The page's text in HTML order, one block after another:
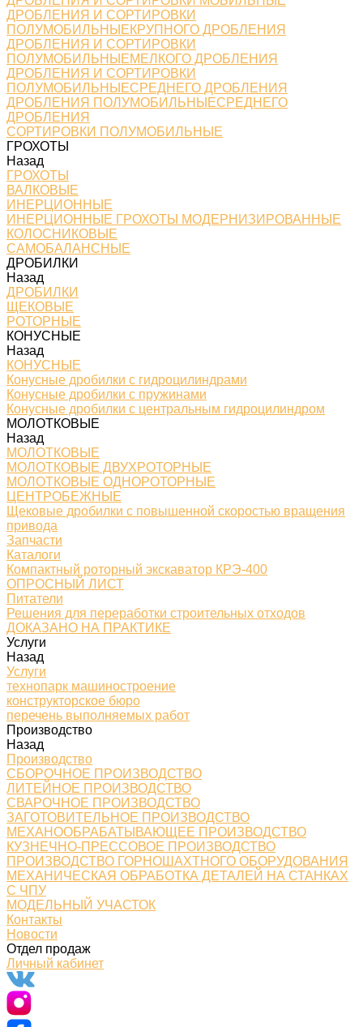
ДРОБЛЕНИЯ И СОРТИРОВКИ
ПОЛУМОБИЛЬНЫЕКРУПНОГО ДРОБЛЕНИЯ
ДРОБЛЕНИЯ И СОРТИРОВКИ
ПОЛУМОБИЛЬНЫЕМЕЛКОГО ДРОБЛЕНИЯ
ДРОБЛЕНИЯ И СОРТИРОВКИ
ПОЛУМОБИЛЬНЫЕСРЕДНЕГО ДРОБЛЕНИЯ
ДРОБЛЕНИЯ ПОЛУМОБИЛЬНЫЕСРЕДНЕГО
ДРОБЛЕНИЯ
СОРТИРОВКИ ПОЛУМОБИЛЬНЫЕ
ГРОХОТЫ
Назад
ГРОХОТЫ
ВАЛКОВЫЕ
ИНЕРЦИОННЫЕ
ИНЕРЦИОННЫЕ ГРОХОТЫ МОДЕРНИЗИРОВАННЫЕ
КОЛОСНИКОВЫЕ
САМОБАЛАНСНЫЕ
ДРОБИЛКИ
Назад
ДРОБИЛКИ
ЩЕКОВЫЕ
РОТОРНЫЕ
КОНУСНЫЕ
Назад
КОНУСНЫЕ
Конусные дробилки с гидроцилиндрами
Конусные дробилки с пружинами
Конусные дробилки с центральным гидроцилиндром
МОЛОТКОВЫЕ
Назад
МОЛОТКОВЫЕ
МОЛОТКОВЫЕ ДВУХРОТОРНЫЕ
МОЛОТКОВЫЕ ОДНОРОТОРНЫЕ
ЦЕНТРОБЕЖНЫЕ
Щековые дробилки с повышенной скоростью вращения
привода
Запчасти
Каталоги
Компактный роторный экскаватор КРЭ-400
ОПРОСНЫЙ ЛИСТ
Питатели
Решения для переработки строительных отходов
ДОКАЗАНО НА ПРАКТИКЕ
Услуги
Назад
Услуги
технопарк машиностроение
конструкторское бюро
перечень выполняемых работ
Производство
Назад
Производство
СБОРОЧНОЕ ПРОИЗВОДСТВО
ЛИТЕЙНОЕ ПРОИЗВОДСТВО
СВАРОЧНОЕ ПРОИЗВОДСТВО
ЗАГОТОВИТЕЛЬНОЕ ПРОИЗВОДСТВО
МЕХАНООБРАБАТЫВАЮЩЕЕ ПРОИЗВОДСТВО
КУЗНЕЧНО-ПРЕССОВОЕ ПРОИЗВОДСТВО
ПРОИЗВОДСТВО ГОРНОШАХТНОГО ОБОРУДОВАНИЯ
МЕХАНИЧЕСКАЯ ОБРАБОТКА ДЕТАЛЕЙ НА СТАНКАХ
С ЧПУ
МОДЕЛЬНЫЙ УЧАСТОК
Контакты
Новости
Отдел продаж
Личный кабинет